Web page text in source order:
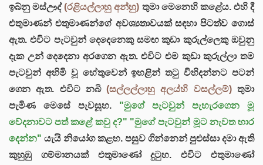
ඉබ්නු මස්ඌද්(රළියල්ලාහු අන්හු) තුමා මෙනෙහි කළේය. එහි දී
එතුමාණන් එතුමාණන්ගේ අවශ්‍යතාවයක් සඳහා පිටත්ව ගොස්
ඇත. එවිට පැටවුන් දෙදෙනෙකු සමඟ කුඩා කුරුල්ලෙකු ඔවුනු
දැක උන් දෙදෙනා අරගෙන ඇත. එවිට එම කුඩා කුරුල්ලා තම
පැටවුන් අහිමි වූ හේතුවෙන් ඉහළින් තටු විහිදන්නට පටන්
ගෙන ඇත. එවිට නබි(සල්ලල්ලාහු අලය්හි වසල්ලම්)තුමා
පැමිණ මෙසේ පැවසූහ. "මුගේ පැටවුන් පැහැරගෙන මූ
වේදනාවට පත් කළේ කවු ද?" "මුගේ පැටවුන් මූට නැවත භාර
දෙන්න" යැයි නියෝග කළහ. පසුව ගින්නෙන් පුළුස්සා දමා ඇති
කුහුඹු ගම්මානයක් එතුමාණෝ දුටුහ. එවිට එතුමාණෝ